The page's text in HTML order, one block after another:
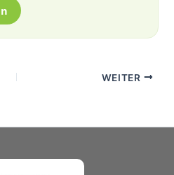
WEITER